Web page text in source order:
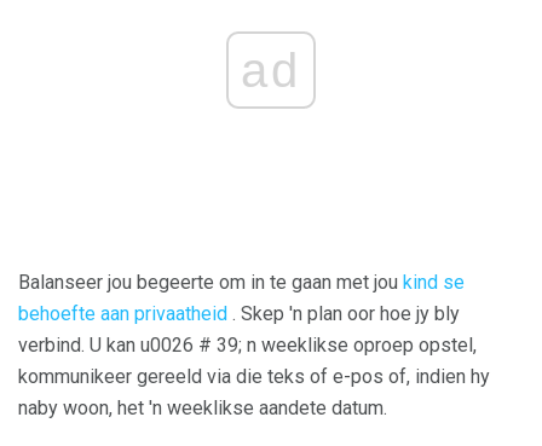
ad
Balanseer jou begeerte om in te gaan met jou kind se
behoefte aan privaatheid . Skep 'n plan oor hoe jy bly
verbind. U kan u0026 # 39; n weeklikse oproep opstel,
kommunikeer gereeld via die teks of e-pos of, indien hy
naby woon, het 'n weeklikse aandete datum.